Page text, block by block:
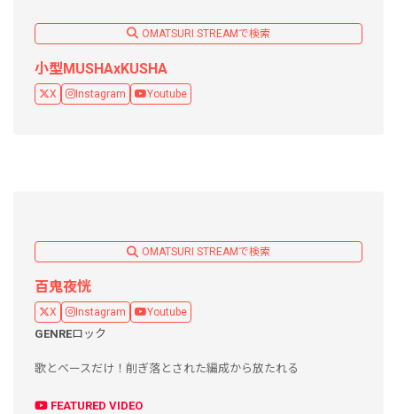
OMATSURI STREAMで検索
小型MUSHAxKUSHA
X Instagram Youtube
OMATSURI STREAMで検索
百鬼夜恍
X Instagram Youtube
GENREロック
歌とベースだけ！削ぎ落とされた編成から放たれる
FEATURED VIDEO